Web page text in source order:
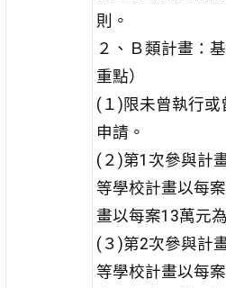
則。
２、Ｂ類計畫：
重點）
(１)限未曾執行
申請。
(２)第1次參與計
等學校計畫以每
畫以每案13萬元
(３)第2次參與計
等學校計畫以每